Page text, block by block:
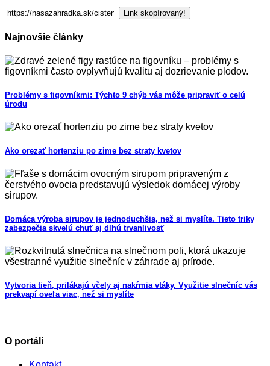
Link skopírovaný!
Najnovšie články
Problémy s figovníkmi: Týchto 9 chýb vás môže pripraviť o celú
úrodu
Ako orezať hortenziu po zime bez straty kvetov
Domáca výroba sirupov je jednoduchšia, než si myslíte. Tieto triky
zabezpečia skvelú chuť aj dlhú trvanlivosť
Vytvoria tieň, prilákajú včely aj nakŕmia vtáky. Využitie slnečníc vás
prekvapí oveľa viac, než si myslíte
O portáli